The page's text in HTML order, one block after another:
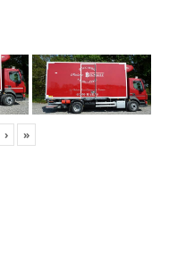
› »